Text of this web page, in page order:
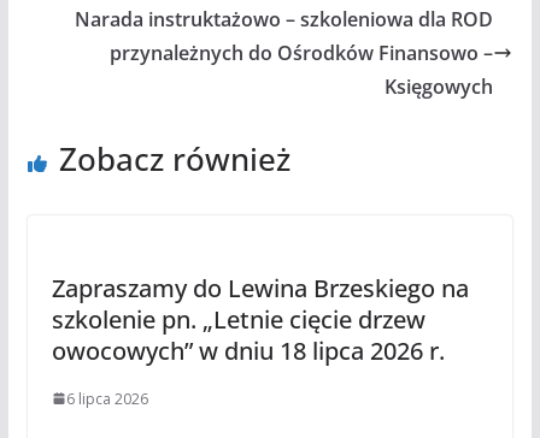
Narada instruktażowo – szkoleniowa dla ROD
przynależnych do Ośrodków Finansowo –
Księgowych
Zobacz również
Zapraszamy do Lewina Brzeskiego na
szkolenie pn. „Letnie cięcie drzew
owocowych” w dniu 18 lipca 2026 r.
6 lipca 2026